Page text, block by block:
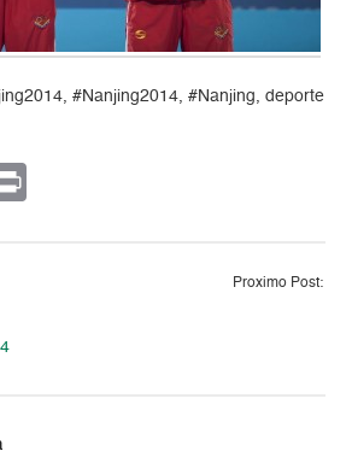
#Nanjing2014, #Nanjing, deporte
Proximo Post: